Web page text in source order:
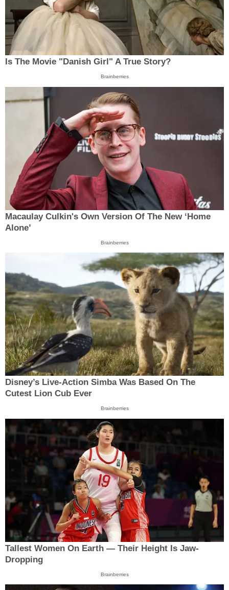
Is The Movie "Danish Girl" A True Story?
Brainberries
Macaulay Culkin's Own Version Of The New ‘Home
Alone’
Brainberries
Disney’s Live-Action Simba Was Based On The
Cutest Lion Cub Ever
Brainberries
Tallest Women On Earth — Their Height Is Jaw-
Dropping
Brainberries